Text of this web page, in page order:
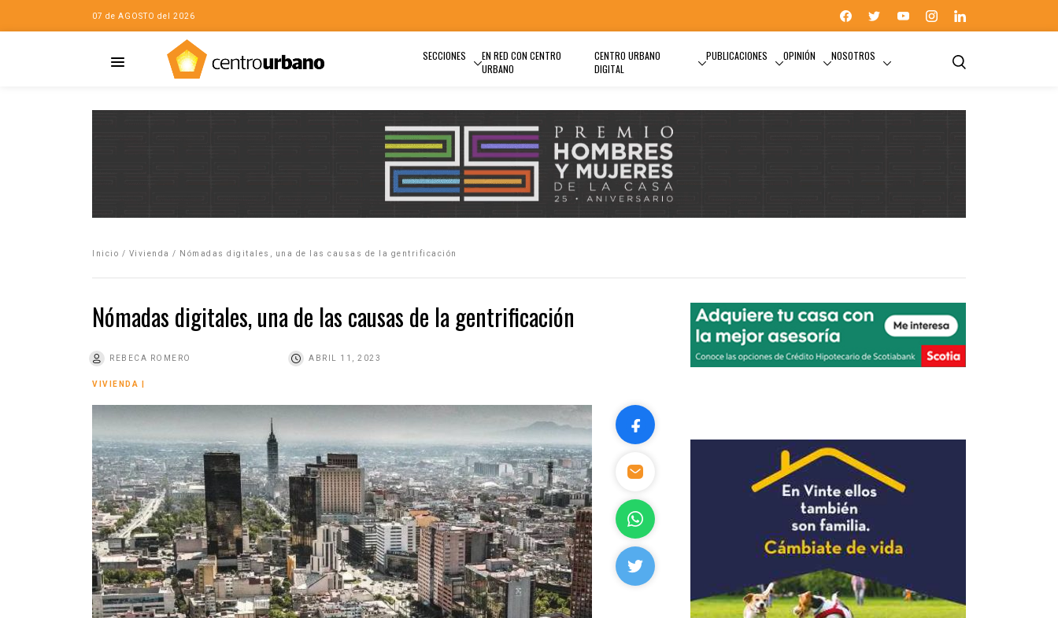
07 de AGOSTO del 2026
SECCIONES
EN RED CON CENTRO
URBANO
CENTRO URBANO
DIGITAL
PUBLICACIONES OPINIÓN NOSOTROS
Inicio / Vivienda / Nómadas digitales, una de las causas de la gentrificación
Nómadas digitales, una de las causas de la gentrificación
REBECA ROMERO ABRIL 11, 2023
VIVIENDA